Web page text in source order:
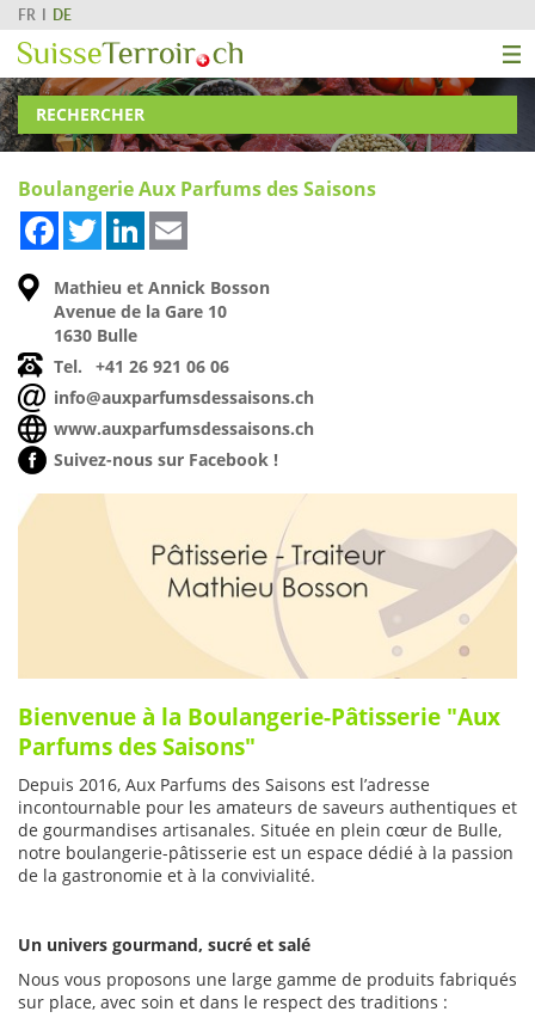
FR DE
RECHERCHER
Boulangerie Aux Parfums des Saisons
FacebookTwitterLinkedIn
Mathieu et Annick Bosson
Avenue de la Gare 10
1630 Bulle
Tel.
+41 26 921 06 06
info@auxparfumsdessaisons.ch
www.auxparfumsdessaisons.ch
Suivez-nous sur Facebook !
Bienvenue à la Boulangerie-Pâtisserie "Aux
Parfums des Saisons"
Depuis 2016, Aux Parfums des Saisons est l’adresse
incontournable pour les amateurs de saveurs authentiques et
de gourmandises artisanales. Située en plein cœur de Bulle,
notre boulangerie-pâtisserie est un espace dédié à la passion
de la gastronomie et à la convivialité.
Un univers gourmand, sucré et salé
Nous vous proposons une large gamme de produits fabriqués
sur place, avec soin et dans le respect des traditions :